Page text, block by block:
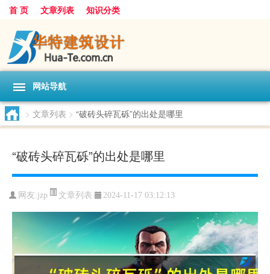
首 页 文章列表 知识分类
网站导航
> 文章列表 > “破砖头碎瓦砾”的出处是哪里
“破砖头碎瓦砾”的出处是哪里
网友:jzp 文章列表 2024-11-17 03:12:13